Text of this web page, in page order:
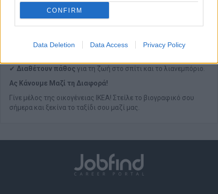
CONFIRM
Data Deletion Data Access Privacy Policy
πρωτοβουλίες.
Επικεντρώνονται στον πελάτη
✔ Έχουν το θάρρος να επαναπροσδιορίσουν υπάρχουσες
✔ Διαθέτουν πάθος για τη ζωή στο σπίτι και το λιανεμπόριο.
Ας Κάνουμε Μαζί τη Διαφορά!
Γίνε μέλος της οικογένειας ΙΚΕΑ! Στείλε το βιογραφικό σου
σήμερα και ξεκίνα το ταξίδι σου μαζί μας.